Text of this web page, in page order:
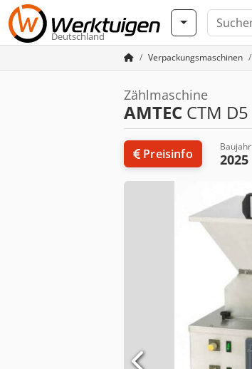
Deutschland
Verpackungsmaschinen
Zählmaschine
AMTEC CTM D5
Preisinfo Baujahr
2025